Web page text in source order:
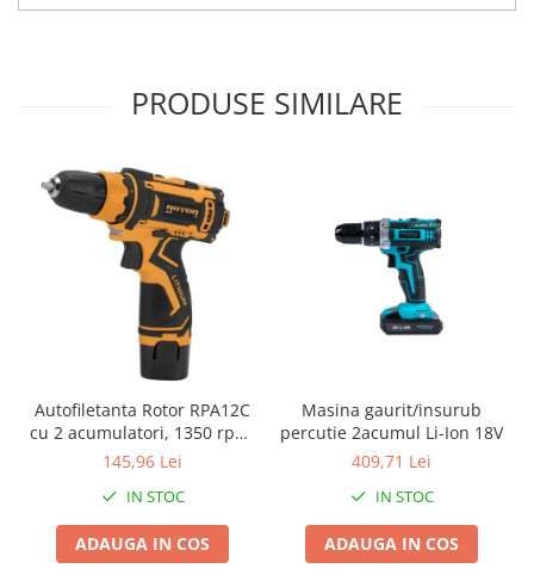
Unelte manuale de gradina -
Folie si plase pt plante
Masini de maturat manuale
Masini batut stalpi
Pentru Casa si Camping
Aragaze, plite, piese butelii de
Accesorii aragaze & butelii
Gratare
Pirostrii si accesorii pentru gatit
Plite & aragaze
Iluminat & electrice
Prelungitoare & cabluri electrice
PRODUSE SIMILARE
Autofiletanta Rotor RPA12C
cu 2 acumulatori, 1350 rpm,
12 V
145,96 Lei
IN STOC
ADAUGA IN COS
Masina gaurit/insurub
percutie 2acumul Li-Ion 18V
409,71 Lei
IN STOC
ADAUGA IN COS